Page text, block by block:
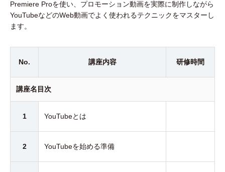
Premiere Proを使い、プロモーション動画を実際に制作しながら
YouTubeなどのWeb動画でよく使われるテクニックをマスターし
ます。
No. 講座内容 研修時間
講座名目次
1 YouTubeとは
2 YouTubeを始める準備